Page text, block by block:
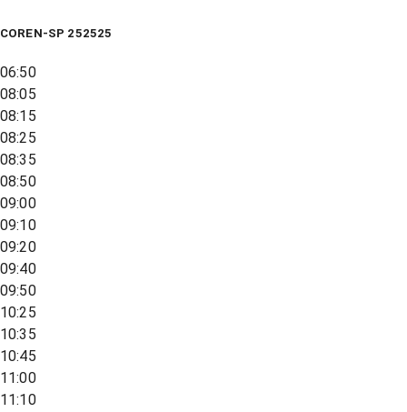
COREN-SP 252525
06:50
08:05
08:15
08:25
08:35
08:50
09:00
09:10
09:20
09:40
09:50
10:25
10:35
10:45
11:00
11:10